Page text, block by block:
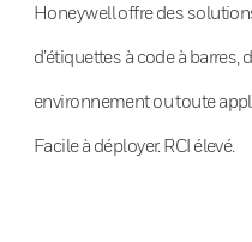
Honeywell offre des
d’étiquettes à code à
environnement ou toute
Facile à déployer. RCI élevé.